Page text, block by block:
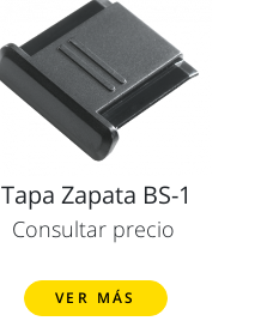
Tapa Zapata BS-1
Consultar precio
VER MÁS